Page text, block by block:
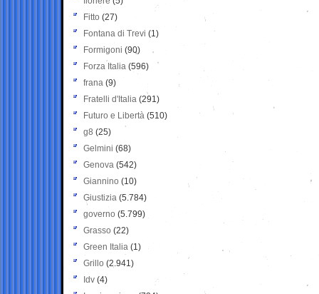
Fitto (27)
Fontana di Trevi (1)
Formigoni (90)
Forza Italia (596)
frana (9)
Fratelli d'Italia (291)
Futuro e Libertà (510)
g8 (25)
Gelmini (68)
Genova (542)
Giannino (10)
Giustizia (5.784)
governo (5.799)
Grasso (22)
Green Italia (1)
Grillo (2.941)
Idv (4)